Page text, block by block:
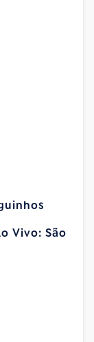
Vivo: São